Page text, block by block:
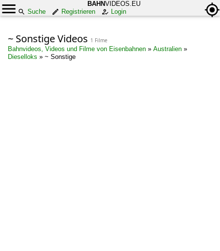
BAHNVIDEOS.EU
Suche
Registrieren Login
~ Sonstige Videos 1 Filme
Bahnvideos, Videos und Filme von Eisenbahnen » Australien »
Dieselloks » ~ Sonstige